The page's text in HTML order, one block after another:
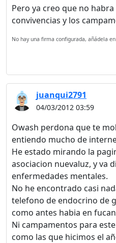
Pero ya creo que no
convivencias y los
No hay una firma configurada, añádela
juanqui2791
04/03/2012 03:59
Owash perdona que te
entiendo mucho de
He estado mirando la
asociacion nuevaluz, y va
enfermedades mentales.
No he encontrado casi
telefono de endocrino de
como antes habia en
Ni campamentos para
como las que hicimos el